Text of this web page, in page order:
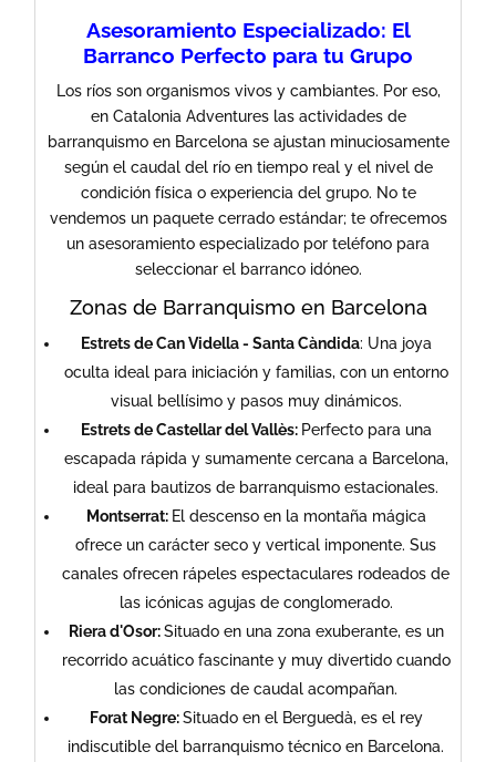
Asesoramiento Especializado: El
Barranco Perfecto para tu Grupo
Los ríos son organismos vivos y cambiantes. Por eso,
en Catalonia Adventures las actividades de
barranquismo en Barcelona se ajustan minuciosamente
según el caudal del río en tiempo real y el nivel de
condición física o experiencia del grupo. No te
vendemos un paquete cerrado estándar; te ofrecemos
un asesoramiento especializado por teléfono para
seleccionar el barranco idóneo.
Zonas de Barranquismo en Barcelona
​Estrets de Can Vidella - Santa Càndida: Una joya
oculta ideal para iniciación y familias, con un entorno
visual bellísimo y pasos muy dinámicos.
Estrets de Castellar del Vallès: Perfecto para una
escapada rápida y sumamente cercana a Barcelona,
ideal para bautizos de barranquismo estacionales.
Montserrat: El descenso en la montaña mágica
ofrece un carácter seco y vertical imponente. Sus
canales ofrecen rápeles espectaculares rodeados de
las icónicas agujas de conglomerado.
Riera d'Osor:Situado en una zona exuberante, es un
recorrido acuático fascinante y muy divertido cuando
las condiciones de caudal acompañan.
Forat Negre:Situado en el Berguedà, es el rey
indiscutible del barranquismo técnico en Barcelona.